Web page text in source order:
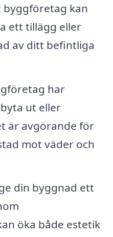
byggföretag kan
ett tillägg eller
av ditt befintliga
har
ut eller
är avgörande för
mot väder och
din byggnad ett
öka både estetik